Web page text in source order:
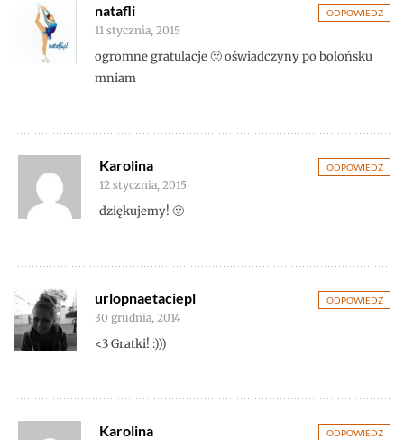
ODPOWIEDZ
natafli
11 stycznia, 2015
ogromne gratulacje 🙂 oświadczyny po bolońsku
mniam
ODPOWIEDZ
Karolina
12 stycznia, 2015
dziękujemy! 🙂
ODPOWIEDZ
urlopnaetaciepl
30 grudnia, 2014
<3 Gratki! :)))
ODPOWIEDZ
Karolina